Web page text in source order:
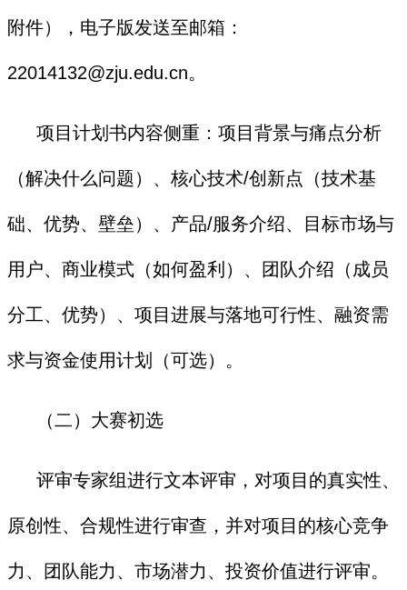
附件），电子版发送至邮箱：
22014132@zju.edu.cn。
项目计划书内容侧重：项目背景与痛点分析
（解决什么问题）、核心技术/创新点（技术基
础、优势、壁垒）、产品/服务介绍、目标市场与
用户、商业模式（如何盈利）、团队介绍（成员
分工、优势）、项目进展与落地可行性、融资需
求与资金使用计划（可选）。
（二）大赛初选
评审专家组进行文本评审，对项目的真实性、
原创性、合规性进行审查，并对项目的核心竞争
力、团队能力、市场潜力、投资价值进行评审。